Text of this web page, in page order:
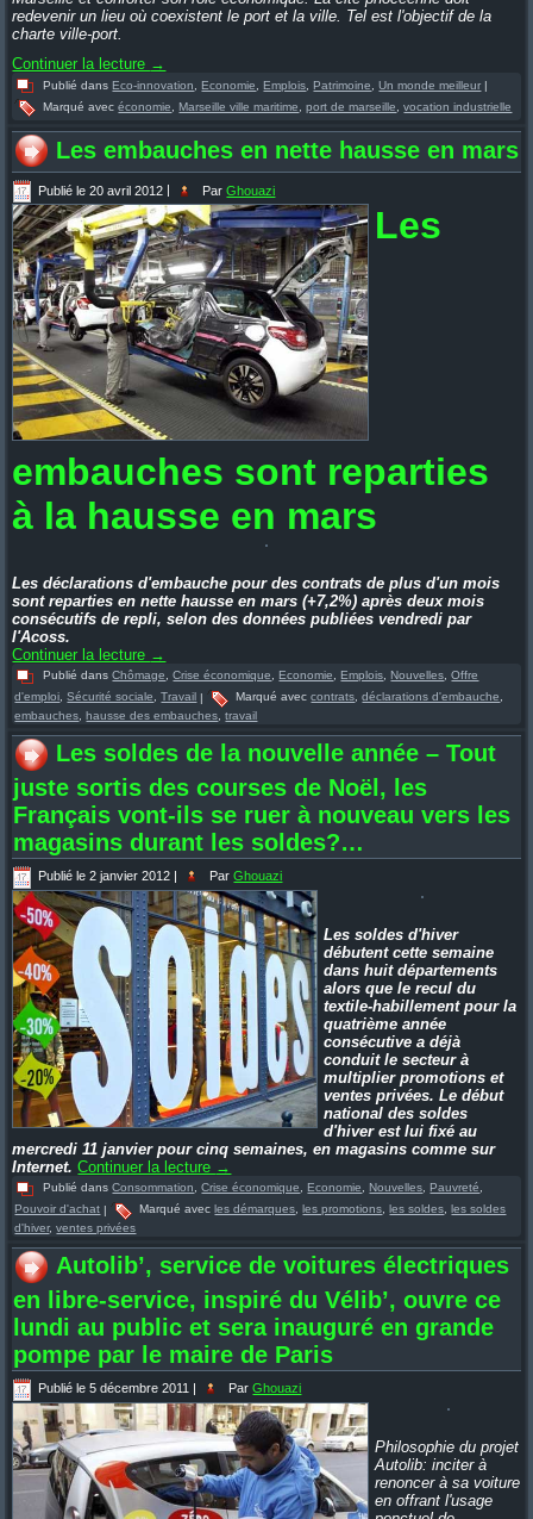
redevenir un lieu où coexistent le port et la ville. Tel est l'objectif de la
charte ville-port.
Continuer la lecture →
Publié dans Eco-innovation Economie Emplois Patrimoine ,Un monde meilleur |
Marqué avec économie Marseille ville maritime ,port de marseille ,vocation industrielle
Les embauches en nette hausse en mars
Publié le 20 avril 2012 Par Ghouazi
Les
embauches sont reparties
à la hausse en mars
Les déclarations d'embauche pour des contrats de plus d'un mois
sont reparties en nette hausse en mars (+7,2%) après deux mois
consécutifs de repli, selon des données publiées vendredi par
l'Acoss.
Continuer la lecture →
Publié dans Chômage ,Crise économique Economie Emplois Nouvelles ,Offre
d'emploi ,Sécurité sociale ,Travail | Marqué avec contrats ,déclarations d'embauche
embauches ,hausse des embauches ,travail
Les soldes de la nouvelle année – Tout
juste sortis des courses de Noël, les
Français vont-ils se ruer à nouveau vers les
magasins durant les soldes?…
Publié le 2 janvier 2012 | Par Ghouazi
Les soldes d'hiver
débutent cette semaine
dans huit départements
alors que le recul du
textile-habillement pour la
quatrième année
consécutive a déjà
conduit le secteur à
multiplier promotions et
ventes privées. Le début
national des soldes
d'hiver est lui fixé au
mercredi 11 janvier pour cinq semaines, en magasins comme sur
Internet. Continuer la lecture →
Publié dans Consommation ,Crise économique Economie Nouvelles Pauvreté
Pouvoir d'achat | Marqué avec les démarques ,les promotions ,les soldes ,les soldes
d'hiver,ventes privées
Autolib’, service de voitures électriques
en libre-service, inspiré du Vélib’, ouvre ce
lundi au public et sera inauguré en grande
pompe par le maire de Paris
Publié le 5 décembre 2011 | Par Ghouazi
Philosophie du projet
Autolib: inciter à
renoncer à sa voiture
en offrant l'usage